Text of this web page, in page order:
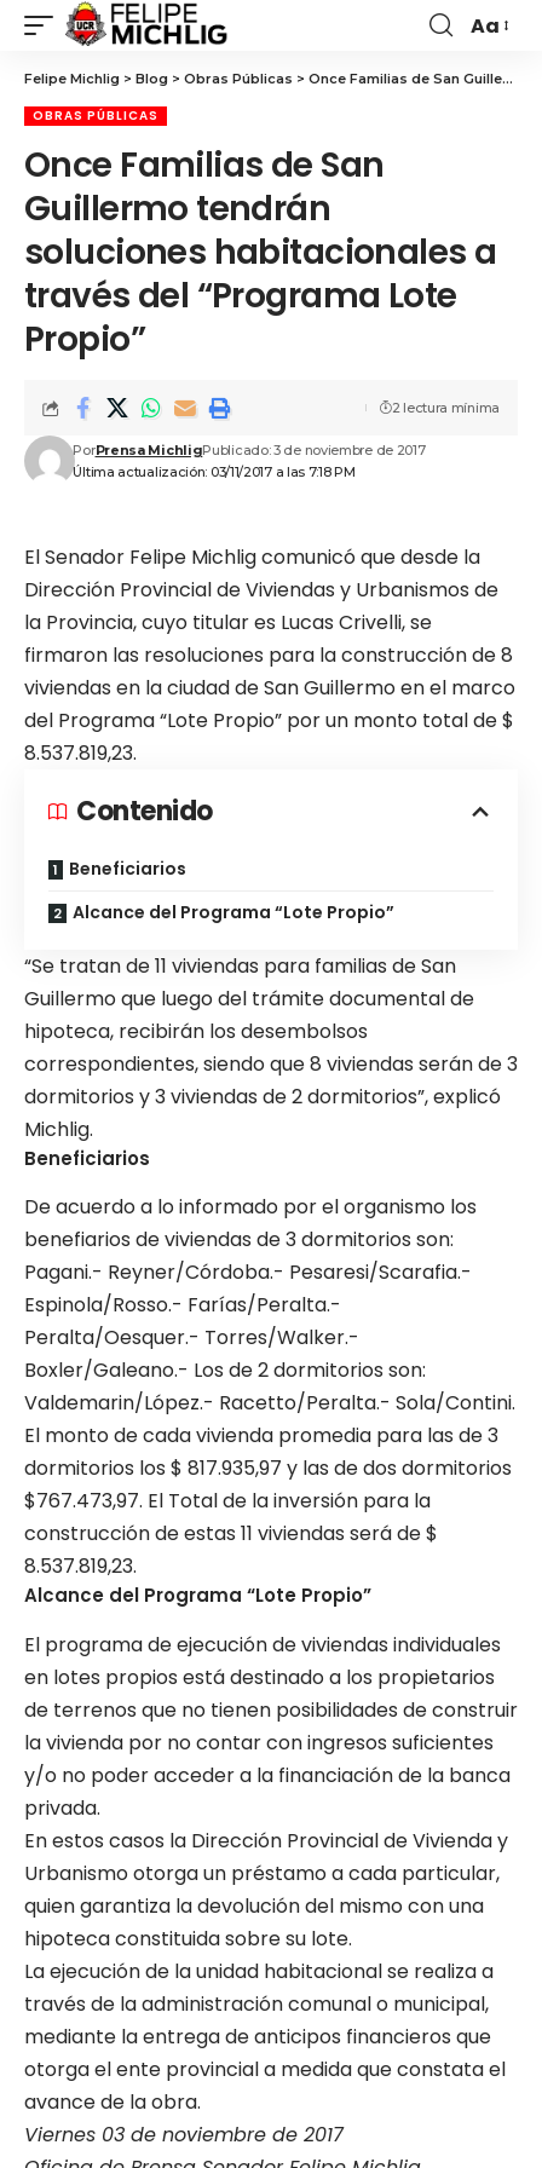
Aa
Felipe Michlig > Blog > Obras Públicas > Once Familias de San Guillermo tendrán soluciones habitacionales a través del “Programa Lote Propio”
OBRAS PÚBLICAS
Once Familias de San
Guillermo tendrán
soluciones habitacionales a
través del “Programa Lote
Propio”
Última actualización: 03/11/2017 a las 7:18 PM
PorPrensa MichligPublicado: 3 de noviembre de 2017
2 lectura mínima
El Senador Felipe Michlig comunicó que desde la
Dirección Provincial de Viviendas y Urbanismos de
la Provincia, cuyo titular es Lucas Crivelli, se
firmaron las resoluciones para la construcción de 8
viviendas en la ciudad de San Guillermo en el marco
del Programa “Lote Propio” por un monto total de $
8.537.819,23.
Contenido
Beneficiarios
Alcance del Programa “Lote Propio”
“Se tratan de 11 viviendas para familias de San
Guillermo que luego del trámite documental de
hipoteca, recibirán los desembolsos
correspondientes, siendo que 8 viviendas serán de 3
dormitorios y 3 viviendas de 2 dormitorios”, explicó
Michlig.
Beneficiarios
De acuerdo a lo informado por el organismo los
benefiarios de viviendas de 3 dormitorios son:
Pagani.- Reyner/Córdoba.- Pesaresi/Scarafia.-
Espinola/Rosso.- Farías/Peralta.-
Peralta/Oesquer.- Torres/Walker.-
Boxler/Galeano.- Los de 2 dormitorios son:
Valdemarin/López.- Racetto/Peralta.- Sola/Contini.
El monto de cada vivienda promedia para las de 3
dormitorios los $ 817.935,97 y las de dos dormitorios
$767.473,97. El Total de la inversión para la
construcción de estas 11 viviendas será de $
8.537.819,23.
Alcance del Programa “Lote Propio”
El programa de ejecución de viviendas individuales
en lotes propios está destinado a los propietarios
de terrenos que no tienen posibilidades de construir
la vivienda por no contar con ingresos suficientes
y/o no poder acceder a la financiación de la banca
privada.
En estos casos la Dirección Provincial de Vivienda y
Urbanismo otorga un préstamo a cada particular,
quien garantiza la devolución del mismo con una
hipoteca constituida sobre su lote.
La ejecución de la unidad habitacional se realiza a
través de la administración comunal o municipal,
mediante la entrega de anticipos financieros que
otorga el ente provincial a medida que constata el
avance de la obra.
Viernes 03 de noviembre de 2017